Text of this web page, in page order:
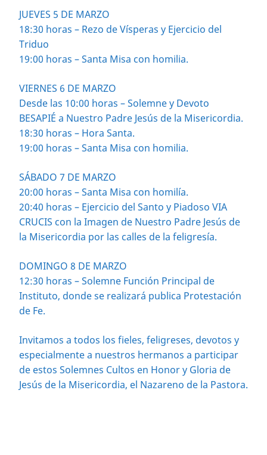
JUEVES 5 DE MARZO
18:30 horas – Rezo de Vísperas y Ejercicio del
Triduo
19:00 horas – Santa Misa con homilia.
VIERNES 6 DE MARZO
Desde las 10:00 horas – Solemne y Devoto
BESAPIÉ a Nuestro Padre Jesús de la Misericordia.
18:30 horas – Hora Santa.
19:00 horas – Santa Misa con homilia.
SÁBADO 7 DE MARZO
20:00 horas – Santa Misa con homilía.
20:40 horas – Ejercicio del Santo y Piadoso VIA
CRUCIS con la Imagen de Nuestro Padre Jesús de
la Misericordia por las calles de la feligresía.
DOMINGO 8 DE MARZO
12:30 horas – Solemne Función Principal de
Instituto, donde se realizará publica Protestación
de Fe.
Invitamos a todos los fieles, feligreses, devotos y
especialmente a nuestros hermanos a participar
de estos Solemnes Cultos en Honor y Gloria de
Jesús de la Misericordia, el Nazareno de la Pastora.